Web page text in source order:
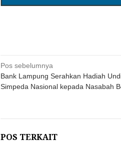
Navigasi
pos
Pos sebelumnya
Bank Lampung Serahkan Hadiah
Simpeda Nasional kepada Nasabah
POS TERKAIT